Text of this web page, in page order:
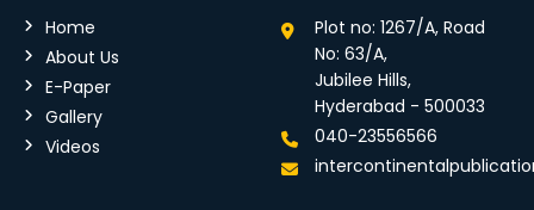
Home
About Us
E-Paper
Gallery
Videos
Plot no: 1267/A, Road
No: 63/A,
Jubilee Hills,
Hyderabad - 500033
040-23556566